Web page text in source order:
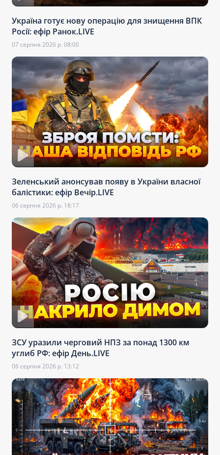
Україна готує нову операцію для знищення ВПК
Росії: ефір Ранок.LIVE
07 серпня 2026 р. 08:00
Зеленський анонсував появу в України власної
балістики: ефір Вечір.LIVE
06 серпня 2026 р. 18:17
ЗСУ уразили черговий НПЗ за понад 1300 км
углиб РФ: ефір День.LIVE
06 серпня 2026 р. 13:12